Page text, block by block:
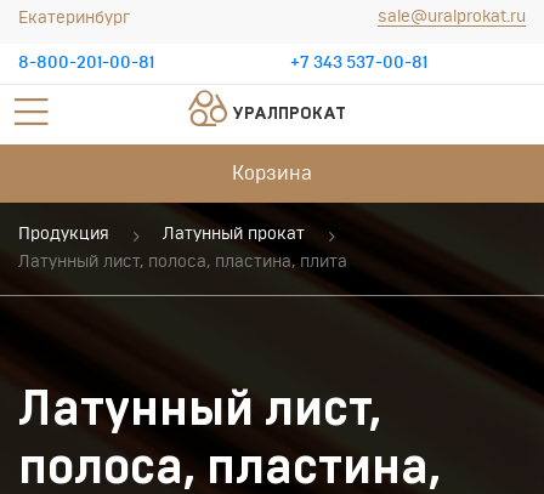
УРАЛПРОКАТ
Екатеринбург sale@uralprokat.ru
8-800-201-00-81 +7 343 537-00-81
Корзина
Продукция
Латунный прокат
Латунный лист, полоса, пластина, плита
Латунный лист,
полоса, пластина,